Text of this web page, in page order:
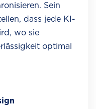
Sein
dass jede KI-
wo sie
optimal